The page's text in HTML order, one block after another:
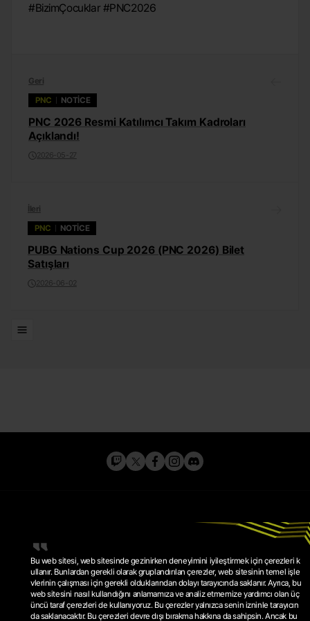
#BizimÇocuklar #PNC2026
Geri
PNC
NOTICE
PNC 2026 Resmi Katılımcı Takım Kadroları
Açıklandı!
2026-05-27
İleri
PNC
NOTICE
PUBG Nations Cup 2026 (PNC 2026) Bilet
Satışları
2026-06-02
GIZLILIK POLITIKASI
HIZMET ŞARTLARI
ÇEREZ POLITIKASI
Bu web sitesi, web sitesinde gezinirken deneyimini iyileştirmek için çerezleri k
ullanır. Bunlardan gerekli olarak gruplandırılan çerezler, web sitesinin temel işle
vlerinin çalışması için gerekli olduklarından dolayı tarayıcında saklanır. Ayrıca, bu
web sitesini nasıl kullandığını anlamamıza ve analiz etmemize yardımcı olan üç
üncü taraf çerezleri de kullanıyoruz. Bu çerezler yalnızca senin izninle tarayıcın
da saklanacaktır. Bu çerezleri devre dışı bırakma hakkına da sahipsin. Ancak bu